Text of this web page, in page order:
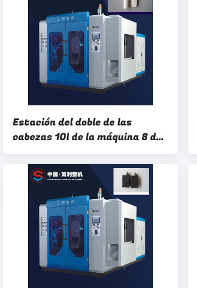
máquina
Estación del doble de las
cabezas 10l de la máquina 8 del
moldeo por insuflación de aire
comprimido del HDPE de la
protuberancia